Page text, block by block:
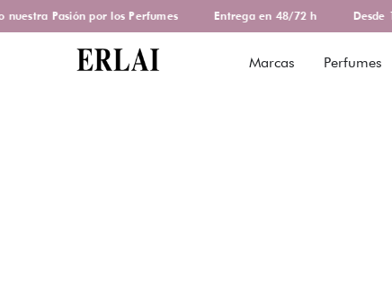
Pasión por los Perfumes Entrega en 48/72 h Desde
Marcas Perfumes